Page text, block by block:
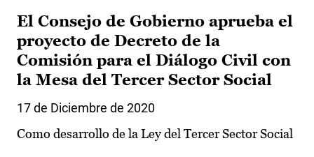
El Consejo de Gobierno aprueba el
proyecto de Decreto de la
Comisión para el Diálogo Civil con
la Mesa del Tercer Sector Social
17 de Diciembre de 2020
Como desarrollo de la Ley del Tercer Sector Social